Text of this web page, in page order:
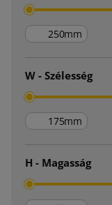
mm
W - Szélesség
mm
H - Magasság